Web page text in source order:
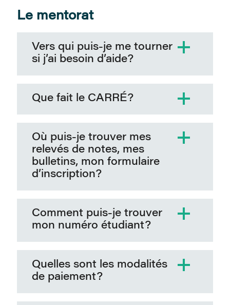
Le mentorat
Vers qui puis-je me tourner
si j’ai besoin d’aide?
Que fait le CARRÉ?
Où puis-je trouver mes
relevés de notes, mes
bulletins, mon formulaire
d’inscription?
Comment puis-je trouver
mon numéro étudiant?
Quelles sont les modalités
de paiement?